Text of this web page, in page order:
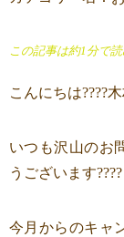
この記事は約1分で読
こんにちは????
いつも沢山のお
うございます????
今月からのキャ